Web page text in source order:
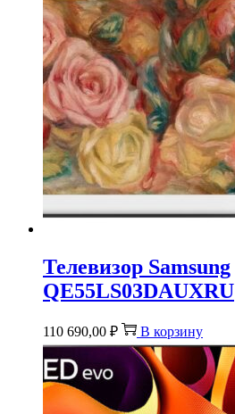
Телевизор Samsung
QE55LS03DAUXRU
110 690,00 ₽ В корзину